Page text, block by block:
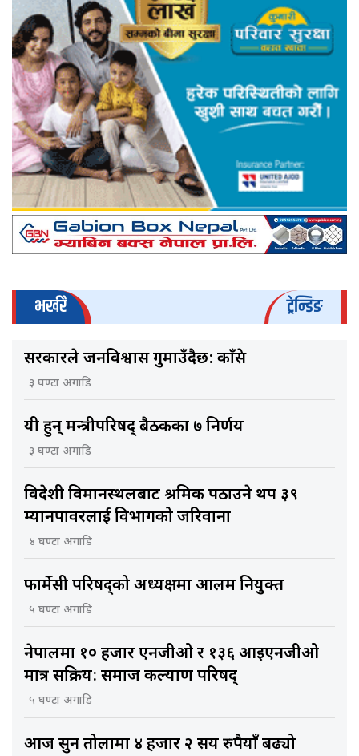
भर्खरै ट्रेन्डिङ
सरकारले जनविश्वास गुमाउँदैछ: काँग्रेस
३ घण्टा अगाडि
यी हुन् मन्त्रीपरिषद् बैठकका ७ निर्णय
३ घण्टा अगाडि
विदेशी विमानस्थलबाट श्रमिक पठाउने थप ३९
म्यानपावरलाई विभागको जरिवाना
४ घण्टा अगाडि
फार्मेसी परिषद्को अध्यक्षमा आलम नियुक्त
५ घण्टा अगाडि
नेपालमा १० हजार एनजीओ र १३६ आइएनजीओ
मात्र सक्रिय: समाज कल्याण परिषद्
५ घण्टा अगाडि
आज सुन तोलामा ४ हजार २ सय रुपैयाँ बढ्यो